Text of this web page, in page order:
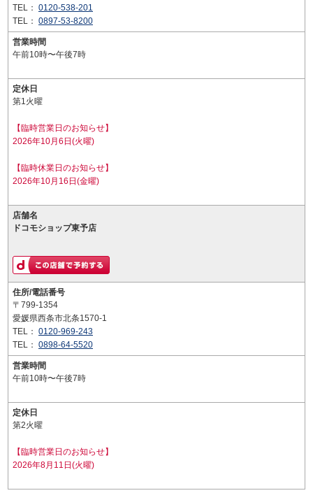
TEL： 0120-538-201
TEL： 0897-53-8200
営業時間
午前10時〜午後7時
定休日
第1火曜
【臨時営業日のお知らせ】
2026年10月6日(火曜)
【臨時休業日のお知らせ】
2026年10月16日(金曜)
店舗名
ドコモショップ東予店
住所/電話番号
〒799-1354
愛媛県西条市北条1570-1
TEL： 0120-969-243
TEL： 0898-64-5520
営業時間
午前10時〜午後7時
定休日
第2火曜
【臨時営業日のお知らせ】
2026年8月11日(火曜)